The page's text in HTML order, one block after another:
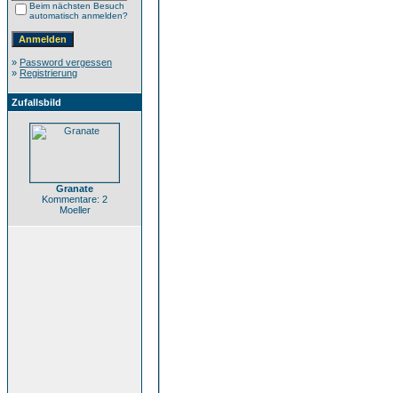
Beim nächsten Besuch
automatisch anmelden?
» Password vergessen
» Registrierung
Zufallsbild
Granate
Kommentare: 2
Moeller